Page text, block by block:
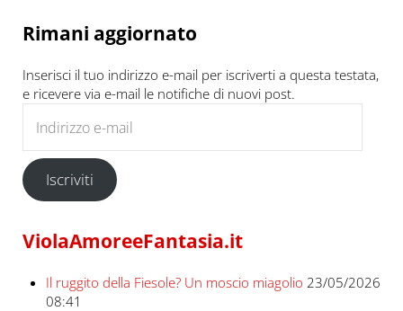
Rimani aggiornato
Inserisci il tuo indirizzo e-mail per iscriverti a questa testata,
e ricevere via e-mail le notifiche di nuovi post.
Iscriviti
ViolaAmoreeFantasia.it
Il ruggito della Fiesole? Un moscio miagolio 23/05/2026
08:41